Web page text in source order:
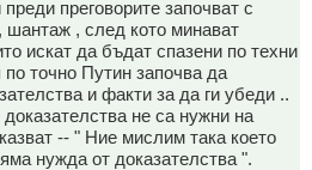
преговорите започват с
шантаж , след кото минават
искат да бъдат спазени по техни
точно Путин започва да
и факти за да ги убеди ..
не са нужни на
-- " Ние мислим така което
нужда от доказателства ".